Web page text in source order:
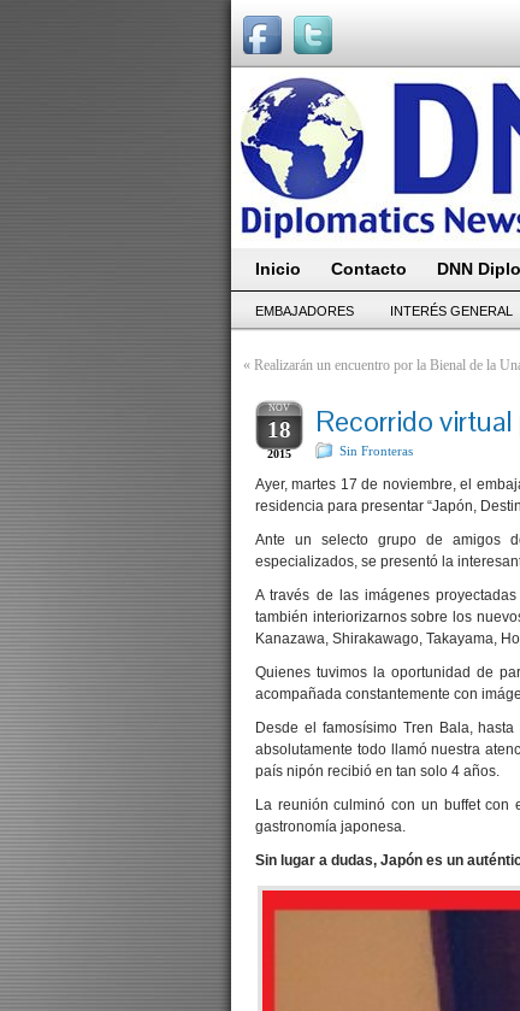
Inicio Contacto DNN
EMBAJADORES INTERÉS GENERAL
« Realizarán un encuentro por la Bienal de la
NOV
18
2015
Recorrido virtual
Sin Fronteras
Ayer, martes 17 de noviembre, el
residencia para presentar “Japón,
Ante un selecto grupo de amigos
especializados, se presentó la
A través de las imágenes
también interiorizarnos sobre los
Kanazawa, Shirakawago, Takayama,
Quienes tuvimos la oportunidad de
acompañada constantemente con
Desde el famosísimo Tren Bala,
absolutamente todo llamó nuestra
país nipón recibió en tan solo 4 años.
La reunión culminó con un buffet con
gastronomía japonesa.
Sin lugar a dudas, Japón es un